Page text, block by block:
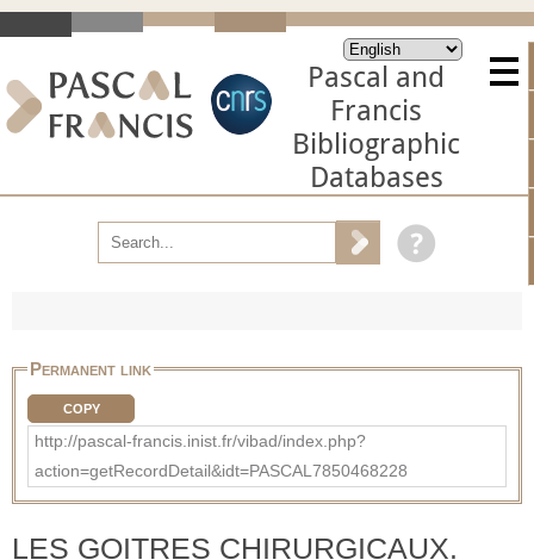
Pascal and
Francis
Bibliographic
Databases
Permanent link
COPY
http://pascal-francis.inist.fr/vibad/index.php?
action=getRecordDetail&idt=PASCAL7850468228
LES GOITRES CHIRURGICAUX.